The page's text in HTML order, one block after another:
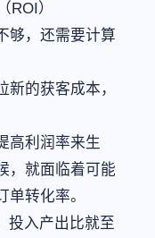
ROI）
够，还需要计算
的获客成本，
高利润率来生
，就面临着可能
转化率。
投入产出比就至